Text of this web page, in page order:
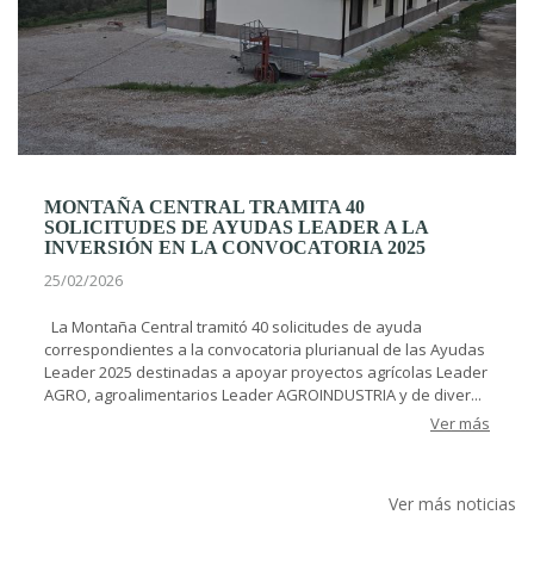
MONTAÑA CENTRAL TRAMITA 40
SOLICITUDES DE AYUDAS LEADER A LA
INVERSIÓN EN LA CONVOCATORIA 2025
25/02/2026
La Montaña Central tramitó 40 solicitudes de ayuda
correspondientes a la convocatoria plurianual de las Ayudas
Leader 2025 destinadas a apoyar proyectos agrícolas Leader
AGRO, agroalimentarios Leader AGROINDUSTRIA y de diver...
Ver más
Ver más noticias